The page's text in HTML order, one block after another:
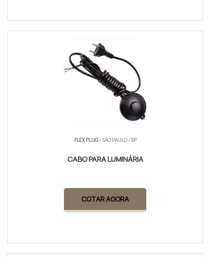
FLEX PLUG/ SÃO PAULO - SP
CABO PARA LUMINÁRIA
COTAR AGORA